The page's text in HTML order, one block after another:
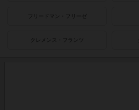
フリードマン・フリーゼ
クレメンス・フランツ